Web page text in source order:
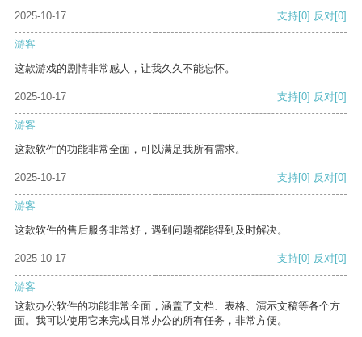
2025-10-17
支持[0] 反对[0]
游客
这款游戏的剧情非常感人，让我久久不能忘怀。
2025-10-17 支持[0] 反对[0]
游客
这款软件的功能非常全面，可以满足我所有需求。
2025-10-17 支持[0] 反对[0]
游客
这款软件的售后服务非常好，遇到问题都能得到及时解决。
2025-10-17 支持[0] 反对[0]
游客
这款办公软件的功能非常全面，涵盖了文档、表格、演示文稿等各个方
面。我可以使用它来完成日常办公的所有任务，非常方便。